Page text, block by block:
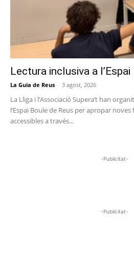
Lectura inclusiva a l’Espai
La Guia de Reus - 3 agost, 2026
La Lliga i l’Associació Supera’t han
l’Espai Boule de Reus per apropar
accessibles a través...
-Publicitat-
-Publicitat-